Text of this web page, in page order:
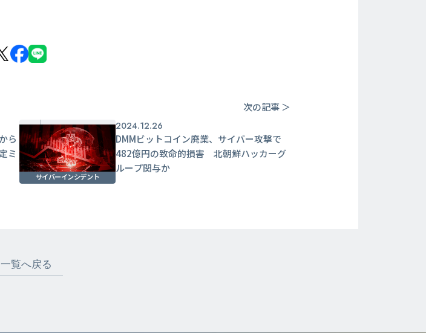
次の記事 ＞
ら
ミ
サイバーインシデント
2024.12.26
DMMビットコイン廃業、サイバー攻撃で
482億円の致命的損害 北朝鮮ハッカーグ
ループ関与か
一覧へ戻る